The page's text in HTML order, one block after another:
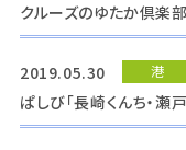
クルーズのゆたか倶楽
2019.05.30 港
ぱしび「長崎くんち・瀬